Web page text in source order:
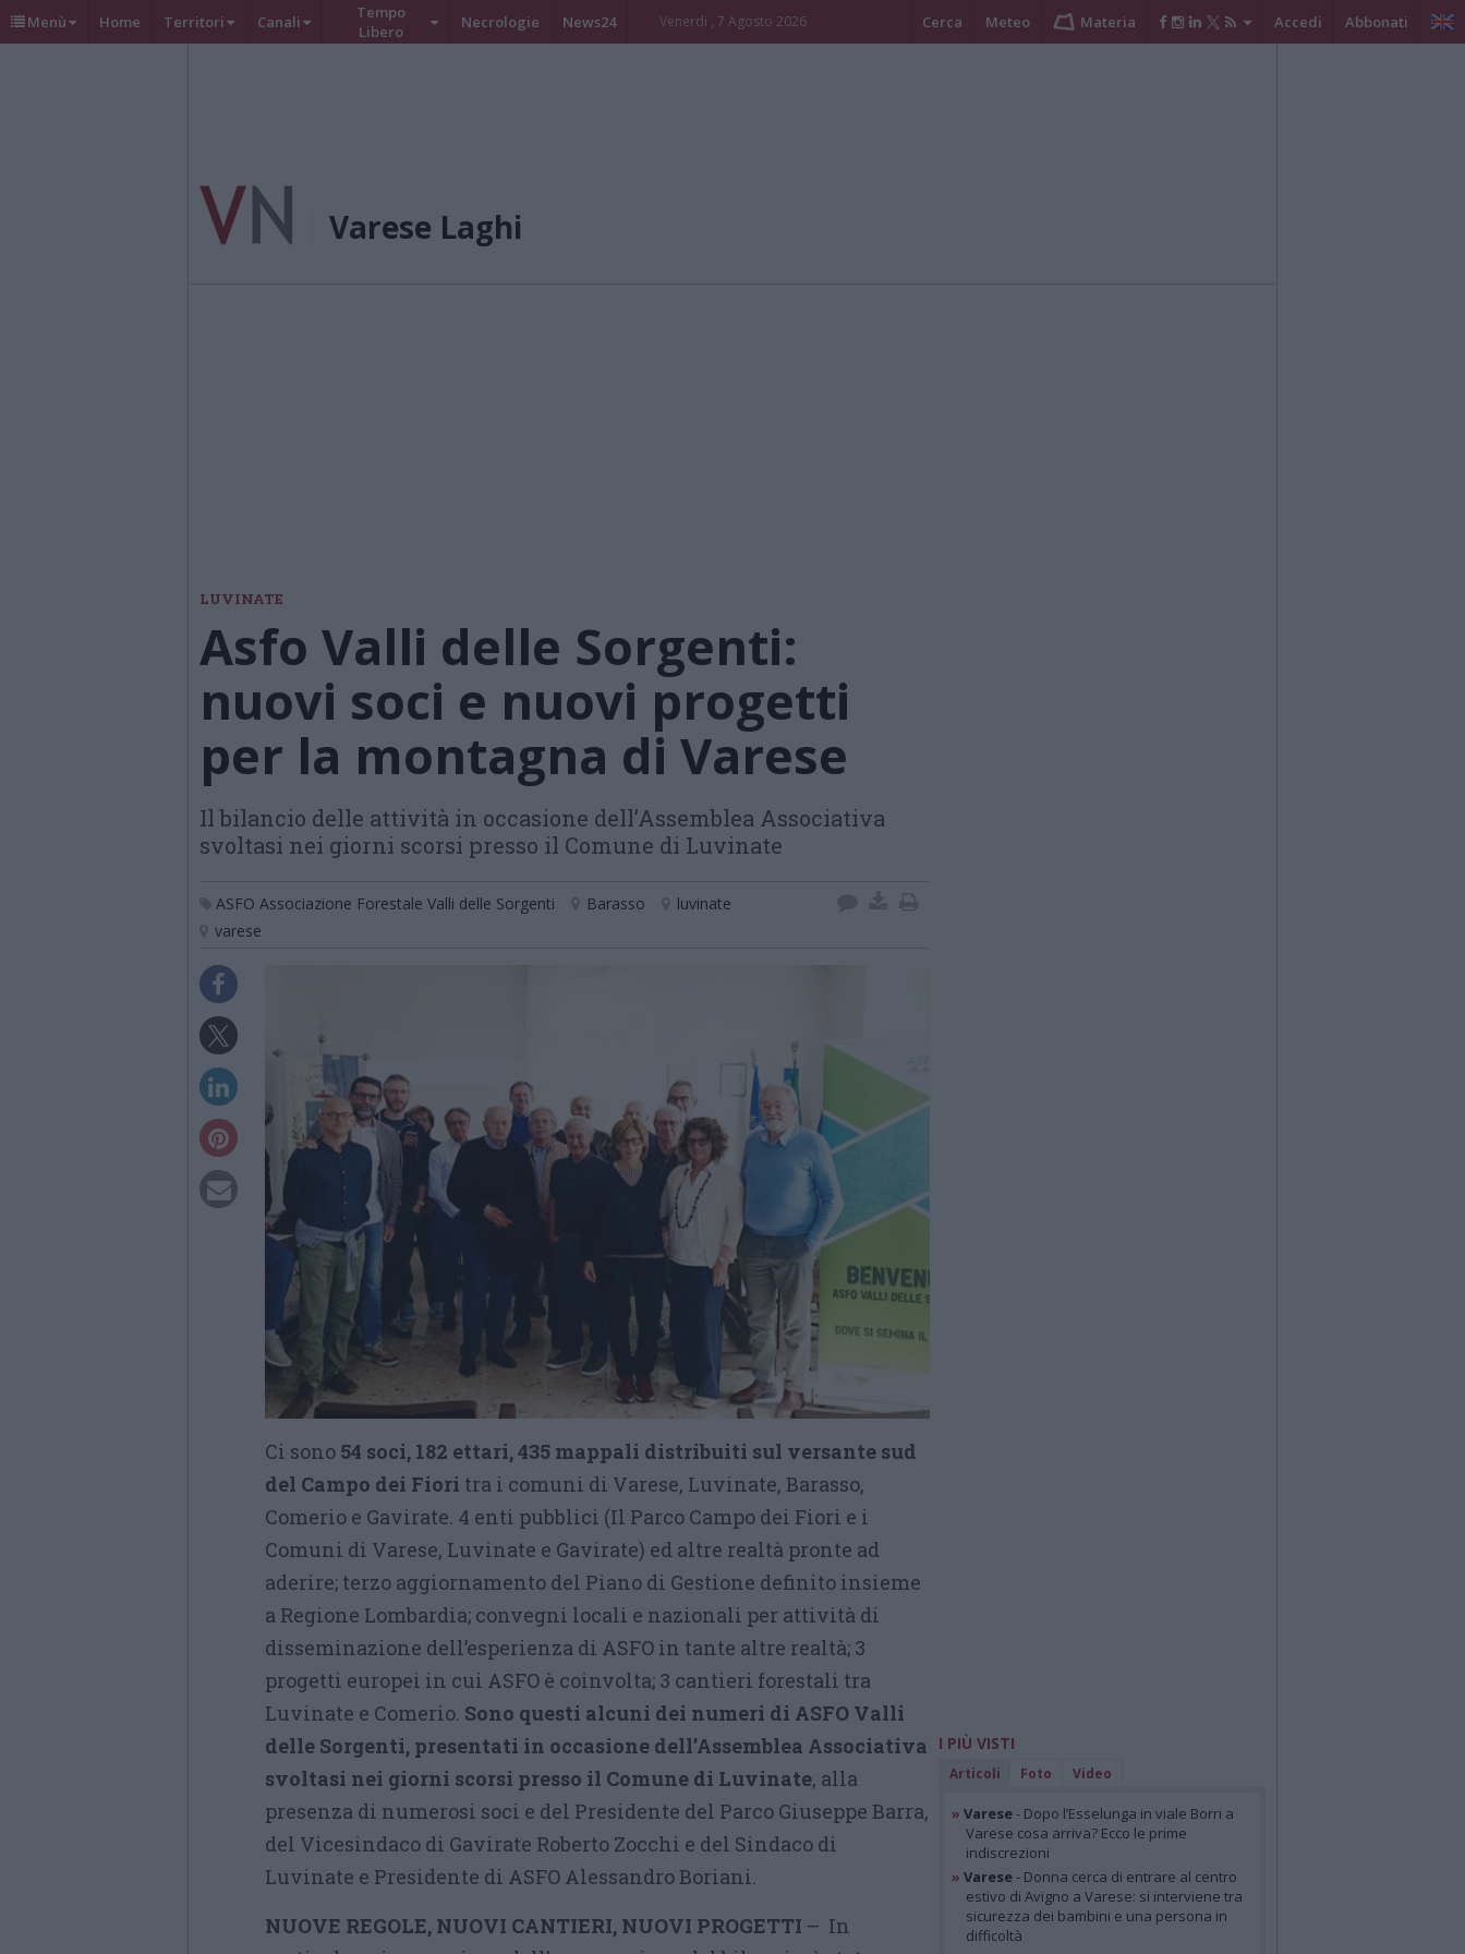
Menù Home Territori Canali
Tempo
Libero
Necrologie News24 Venerdi , 7 Agosto 2026 Cerca Meteo Materia Accedi Abbonati
Varese Laghi
LUVINATE
Asfo Valli delle Sorgenti:
nuovi soci e nuovi progetti
per la montagna di Varese
Il bilancio delle attività in occasione dell’Assemblea Associativa
svoltasi nei giorni scorsi presso il Comune di Luvinate
ASFO Associazione Forestale Valli delle Sorgenti Barasso
luvinate
varese
Ci sono 54 soci, 182 ettari, 435 mappali distribuiti sul versante sud
del Campo dei Fiori tra i comuni di Varese, Luvinate, Barasso,
Comerio e Gavirate. 4 enti pubblici (Il Parco Campo dei Fiori e i
Comuni di Varese, Luvinate e Gavirate) ed altre realtà pronte ad
aderire; terzo aggiornamento del Piano di Gestione definito insieme
a Regione Lombardia; convegni locali e nazionali per attività di
disseminazione dell’esperienza di ASFO in tante altre realtà; 3
progetti europei in cui ASFO è coinvolta; 3 cantieri forestali tra
Luvinate e Comerio. Sono questi alcuni dei numeri di ASFO Valli
delle Sorgenti, presentati in occasione dell’Assemblea Associativa
svoltasi nei giorni scorsi presso il Comune di Luvinate, alla
presenza di numerosi soci e del Presidente del Parco Giuseppe Barra,
del Vicesindaco di Gavirate Roberto Zocchi e del Sindaco di
Luvinate e Presidente di ASFO Alessandro Boriani.
NUOVE REGOLE, NUOVI CANTIERI, NUOVI PROGETTI – In
I PIÙ VISTI
Articoli Foto Video
» Varese- Dopo l’Esselunga in viale Borri a
Varese cosa arriva? Ecco le prime
indiscrezioni
» Varese- Donna cerca di entrare al centro
estivo di Avigno a Varese: si interviene tra
sicurezza dei bambini e una persona in
difficoltà